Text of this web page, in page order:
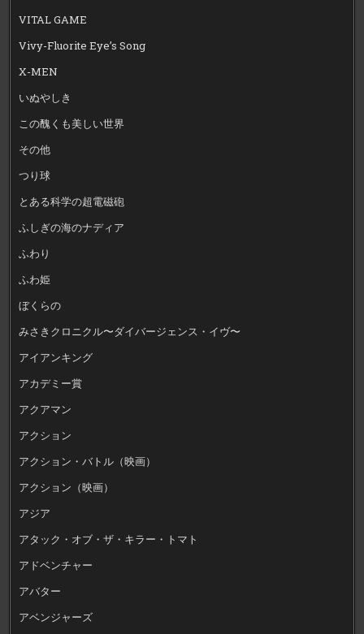
VITAL GAME
Vivy-Fluorite Eye’s Song
X-MEN
いぬやしき
この醜くも美しい世界
その他
つり球
とある科学の超電磁砲
ふしぎの海のナディア
ふわり
ふわ姫
ぼくらの
みさきクロニクル〜ダイバージェンス・イヴ〜
アイアンキング
アカデミー賞
アクアマン
アクション
アクション・バトル（映画）
アクション（映画）
アジア
アタック・オブ・ザ・キラー・トマト
アドベンチャー
アバター
アベンジャーズ